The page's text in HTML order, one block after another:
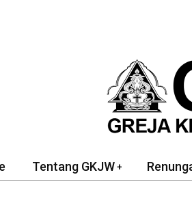
Tentang GKJW